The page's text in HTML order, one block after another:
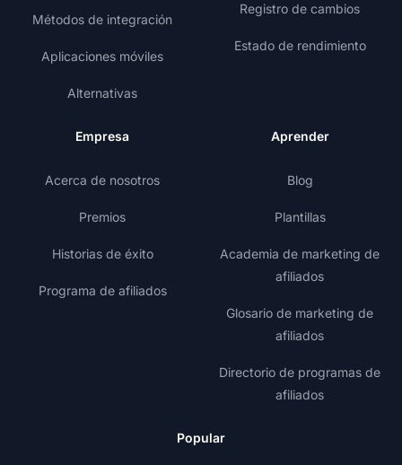
Métodos de integración
Aplicaciones móviles
Alternativas
Registro de cambios
Estado de rendimiento
Empresa
Acerca de nosotros
Premios
Historias de éxito
Programa de afiliados
Aprender
Blog
Plantillas
Academia de marketing de
afiliados
Glosario de marketing de
afiliados
Directorio de programas de
afiliados
Popular